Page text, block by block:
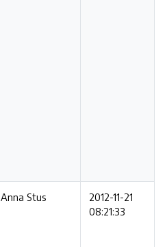
Anna Stus
2012-11-21
08:21:33